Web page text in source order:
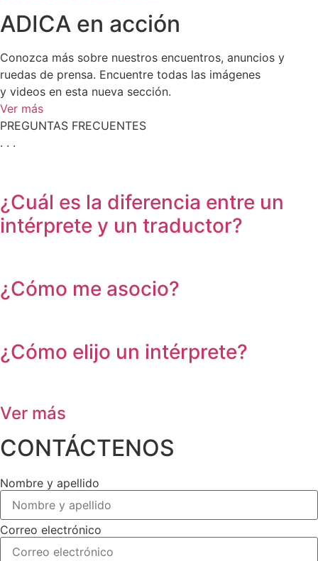
ADICA en acción
Conozca más sobre nuestros encuentros, anuncios y
ruedas de prensa. Encuentre todas las imágenes
y videos en esta nueva sección.
Ver más
PREGUNTAS FRECUENTES
. . .
¿Cuál es la diferencia entre un
intérprete y un traductor?
¿Cómo me asocio?
¿Cómo elijo un intérprete?
Ver más
CONTÁCTENOS
Nombre y apellido
Correo electrónico